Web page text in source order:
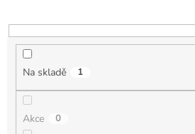
k
t
Na skladě 1
Akce 0